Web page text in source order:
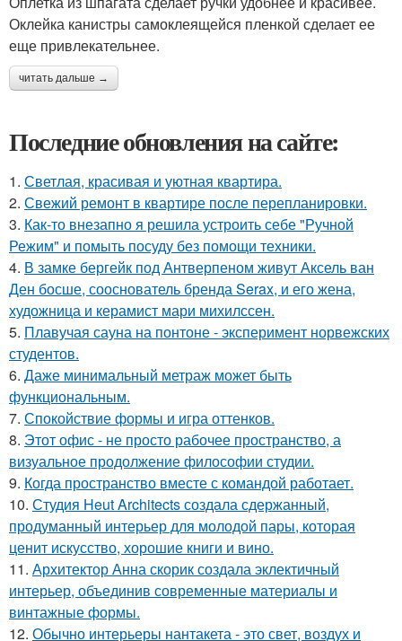
Оклейка канистры самоклеящейся пленкой сделает ее
еще привлекательнее.
читать дальше →
Последние обновления на сайте:
1. Светлая, красивая и уютная квартира.
2. Свежий ремонт в квартире после перепланировки.
3. Как-то внезапно я решила устроить себе "Ручной
Режим" и помыть посуду без помощи техники.
4. В замке бергейк под Антверпеном живут Аксель ван
Ден босше, сооснователь бренда Serax, и его жена,
художница и керамист мари михилссен.
5. Плавучая сауна на понтоне - эксперимент норвежских
студентов.
6. Даже минимальный метраж может быть
функциональным.
7. Спокойствие формы и игра оттенков.
8. Этот офис - не просто рабочее пространство, а
визуальное продолжение философии студии.
9. Когда пространство вместе с командой работает.
10. Студия Heut Architects создала сдержанный,
продуманный интерьер для молодой пары, которая
ценит искусство, хорошие книги и вино.
11. Архитектор Анна скорик создала эклектичный
интерьер, объединив современные материалы и
винтажные формы.
12. Обычно интерьеры нантакета - это свет, воздух и